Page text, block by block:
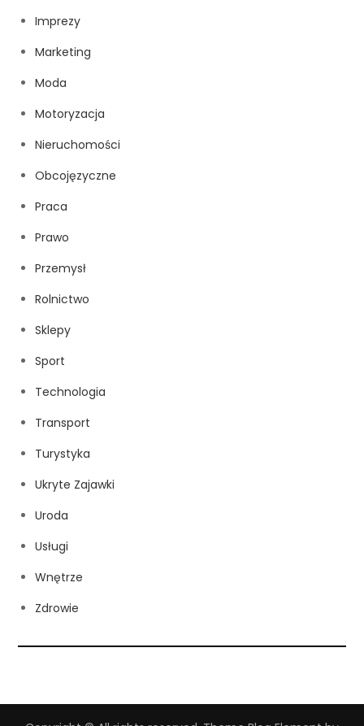
Imprezy
Marketing
Moda
Motoryzacja
Nieruchomości
Obcojęzyczne
Praca
Prawo
Przemysł
Rolnictwo
Sklepy
Sport
Technologia
Transport
Turystyka
Ukryte Zajawki
Uroda
Usługi
Wnętrze
Zdrowie